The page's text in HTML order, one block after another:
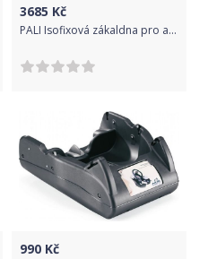
3685 Kč
PALI Isofixová zákaldna pro autosedačku SEI.9
990 Kč